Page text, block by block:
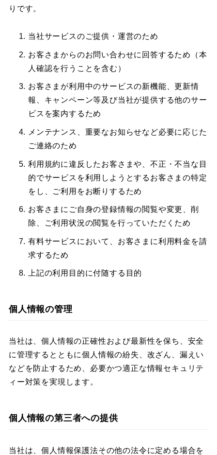
りです。​
当社サービスのご提供・運営のため​
お客さまからのお問い合わせに回答するため（本
人確認を行うことを含む）​
お客さまが利用中のサービスの新機能、更新情
報、キャンペーン等及び当社が提供する他のサー
ビスを案内するため​
メンテナンス、重要なお知らせなど必要に応じた
ご連絡のため​
利用規約に違反したお客さまや、不正・不当な目
的でサービスを利用しようとするお客さまの特定
をし、ご利用をお断りするため​
お客さまにご自身の登録情報の閲覧や変更、削
除、ご利用状況の閲覧を行っていただくため​
有料サービスにおいて、お客さまに利用料金を請
求するため​
上記の利用目的に付随する目的​
個人情報の管理
当社は、個人情報の正確性および最新性を保ち、安全
に管理するとともに個人情報の紛失、改ざん、漏えい
などを防止するため、必要かつ適正な情報セキュリテ
ィー対策を実現します。​
個人情報の第三者への提供
当社は、個人情報保護法その他の法令に定める場合を